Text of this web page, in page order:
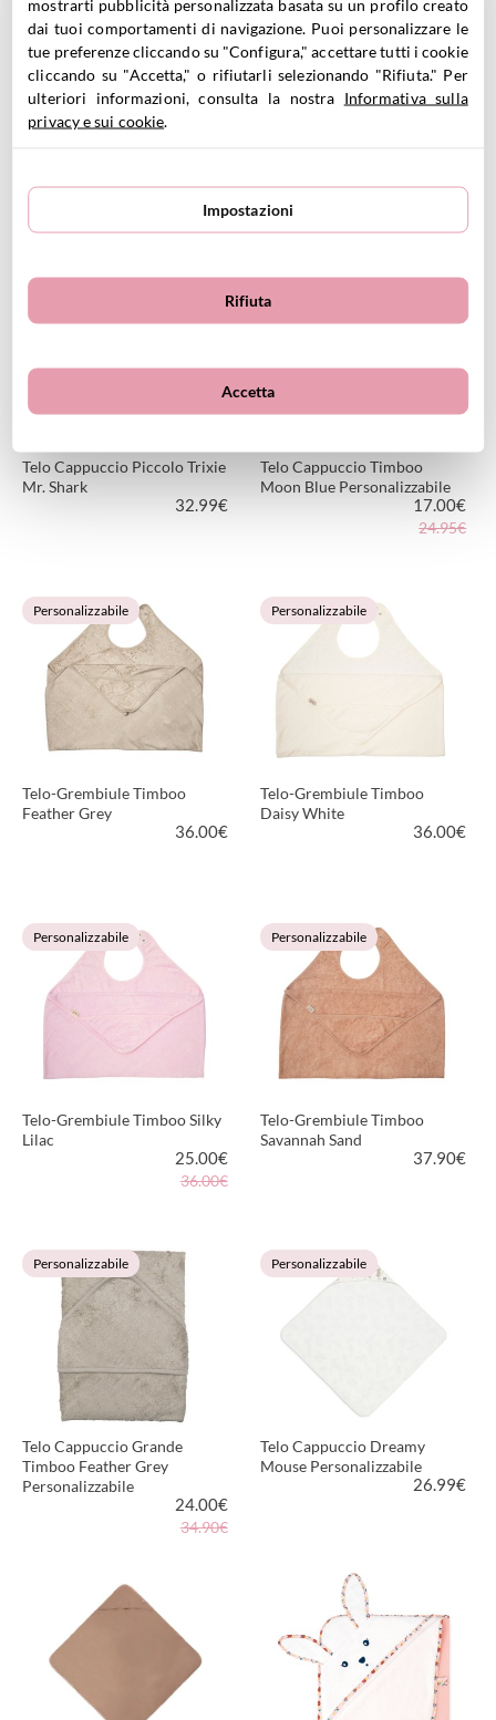
Telo Cappuccio Piccolo Trixie
Mr. Shark
32.99€
VEDI PRODOTTO
Telo Cappuccio Timboo
Moon Blue Personalizzabile
17.00€
24.95€
VEDI PRODOTTO
Personalizzabile
Telo-Grembiule Timboo
Feather Grey
36.00€
VEDI PRODOTTO
Personalizzabile
Telo-Grembiule Timboo
Daisy White
36.00€
VEDI PRODOTTO
Personalizzabile
Telo-Grembiule Timboo Silky
Lilac
25.00€
36.00€
VEDI PRODOTTO
Personalizzabile
Telo-Grembiule Timboo
Savannah Sand
37.90€
VEDI PRODOTTO
Personalizzabile
Telo Cappuccio Grande
Timboo Feather Grey
Personalizzabile
24.00€
34.90€
Personalizzabile
Telo Cappuccio Dreamy
Mouse Personalizzabile
26.99€
VEDI PRODOTTO
mostrarti pubblicità personalizzata basata su un profilo creato
dai tuoi comportamenti di navigazione. Puoi personalizzare le
tue preferenze cliccando su "Configura," accettare tutti i cookie
cliccando su "Accetta," o rifiutarli selezionando "Rifiuta." Per
ulteriori informazioni, consulta la nostra Informativa sulla
privacy e sui cookie
Impostazioni
Rifiuta
Accetta